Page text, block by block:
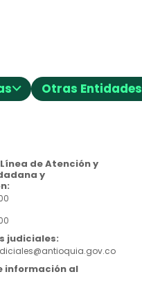
⌵ Otras Entidades
de Atención y
y
judiciales:
información al